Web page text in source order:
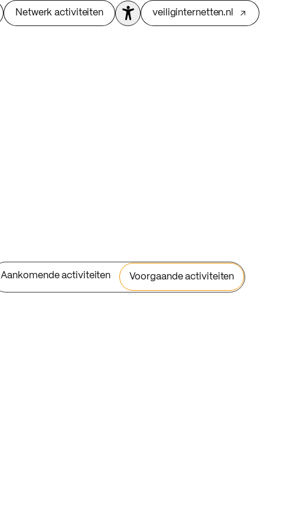
Netwerk activiteiten veiliginternetten.nl
Aankomende activiteiten Voorgaande activiteiten